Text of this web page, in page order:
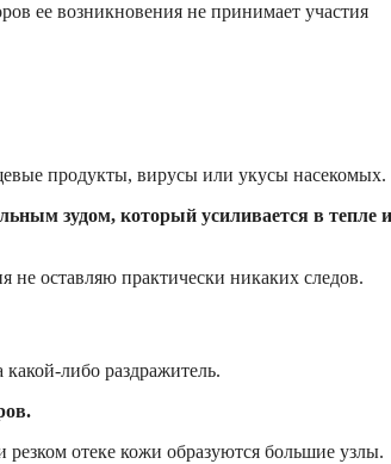
ее возникновения не принимает участия
продукты, вирусы или укусы насекомых.
зудом, который усиливается в тепле и
не оставляю практически никаких следов.
либо раздражитель.
отеке кожи образуются большие узлы.